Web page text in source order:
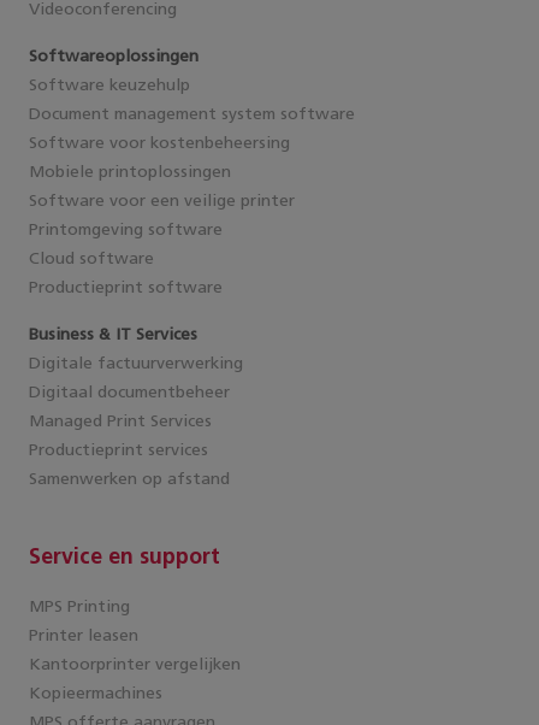
Videoconferencing
Softwareoplossingen
Software keuzehulp
Document management system software
Software voor kostenbeheersing
Mobiele printoplossingen
Software voor een veilige printer
Printomgeving software
Cloud software
Productieprint software
Business & IT Services
Digitale factuurverwerking
Digitaal documentbeheer
Managed Print Services
Productieprint services
Samenwerken op afstand
Service en support
MPS Printing
Printer leasen
Kantoorprinter vergelijken
Kopieermachines